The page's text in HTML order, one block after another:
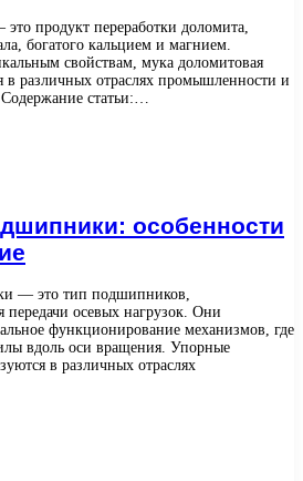
продукт переработки доломита,
богатого кальцием и магнием.
свойствам, мука доломитовая
в различных отраслях промышленности и
Содержание статьи:…
особенности
— это тип подшипников,
передачи осевых нагрузок. Они
функционирование механизмов, где
вдоль оси вращения. Упорные
в различных отраслях